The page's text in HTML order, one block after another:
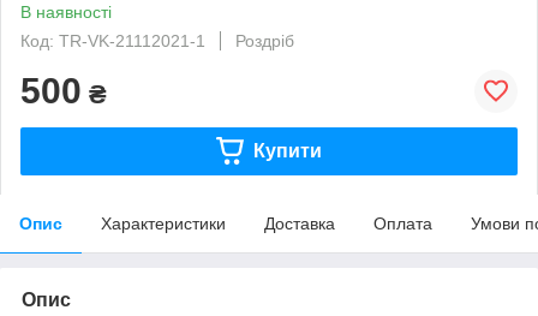
В наявності
Код: TR-VK-21112021-1
Роздріб
500 ₴
Купити
Опис Характеристики Доставка Оплата Умови
Опис